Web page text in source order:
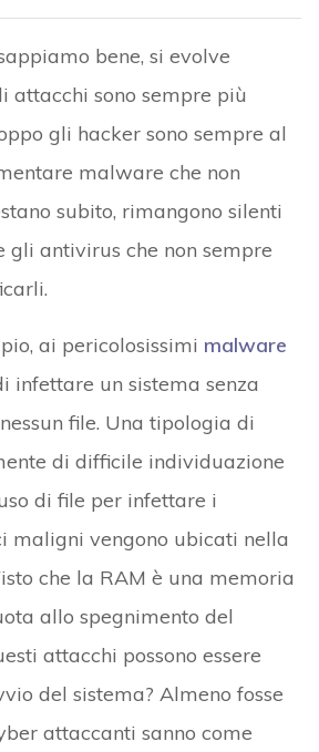
bene, si evolve
attacchi sono sempre più
gli hacker sono sempre al
malware che non
subito, rimangono silenti
gli antivirus che non sempre
ai pericolosissimi malware
infettare un sistema senza
file. Una tipologia di
di difficile individuazione
di file per infettare i
maligni vengono ubicati nella
che la RAM è una memoria
allo spegnimento del
attacchi possono essere
del sistema? Almeno fosse
attaccanti sanno come